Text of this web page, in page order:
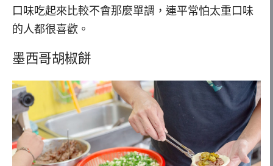
口味吃起來比較不會那麼單調，連平常怕太重口味
的人都很喜歡。
墨西哥胡椒餅